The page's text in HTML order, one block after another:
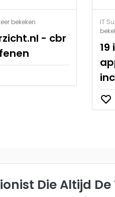
bekeken
- cbr
IT
Die Altijd